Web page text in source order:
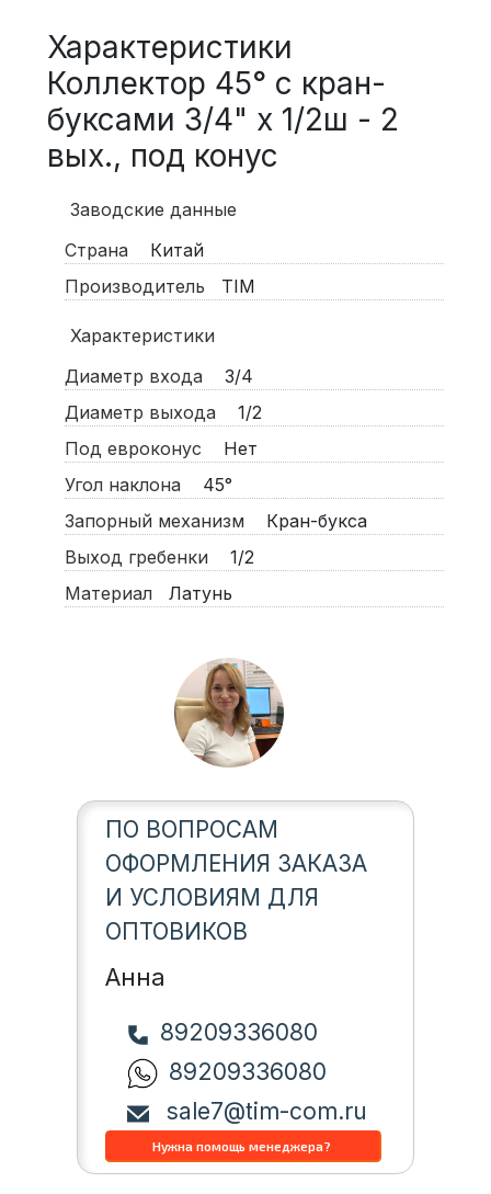
Характеристики
Коллектор 45° с кран-
буксами 3/4" х 1/2ш - 2
вых., под конус
Заводские данные
Страна
Китай
Производитель
TIM
Характеристики
Диаметр входа
3/4
Диаметр выхода
1/2
Под евроконус
Нет
Угол наклона
45°
Запорный механизм
Кран-букса
Выход гребенки
1/2
Материал
Латунь
ПО ВОПРОСАМ
ОФОРМЛЕНИЯ ЗАКАЗА
И УСЛОВИЯМ ДЛЯ
ОПТОВИКОВ
Анна
89209336080
89209336080
sale7@tim-com.ru